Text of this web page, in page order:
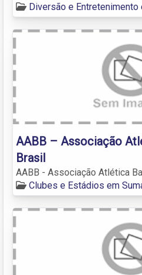
Diversão e Entretenimento
AABB – Associação
Brasil
AABB - Associação Atlética
Clubes e Estádios em